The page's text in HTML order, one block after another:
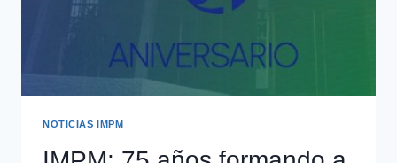
NOTICIAS IMPM